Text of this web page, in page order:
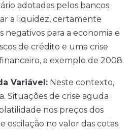
adotadas pelos bancos
a liquidez, certamente
negativos para a economia e
de crédito e uma crise
a exemplo de 2008.
Variável: Neste contexto,
Situações de crise aguda
nos preços dos
oscilação no valor das cotas